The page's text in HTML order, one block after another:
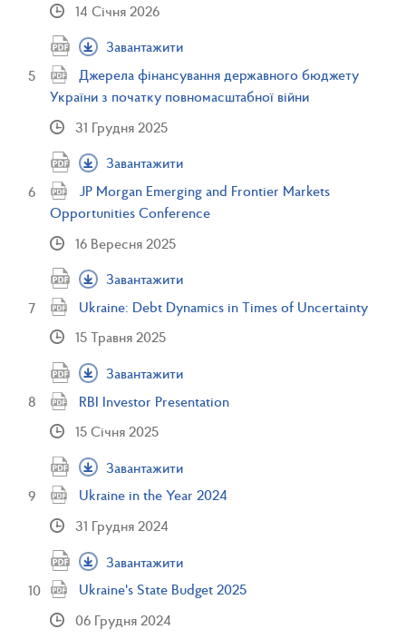
14 Січня 2026
Завантажити
Джерела фінансування державного бюджету
України з початку повномасштабної війни
31 Грудня 2025
Завантажити
JP Morgan Emerging and Frontier Markets
Opportunities Conference
16 Вересня 2025
Завантажити
Ukraine: Debt Dynamics in Times of Uncertainty
15 Травня 2025
Завантажити
RBI Investor Presentation
15 Січня 2025
Завантажити
Ukraine in the Year 2024
31 Грудня 2024
Завантажити
Ukraine's State Budget 2025
06 Грудня 2024